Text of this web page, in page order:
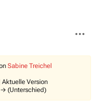
Aktionen
Sabine Treichel
Aktuelle Version
(Unterschied)